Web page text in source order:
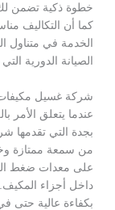
خطوة ذكية تضمن لك
كما أن التكاليف
الخدمة في متناول
الصيانة الدورية
شركة غسيل
عندما يتعلق الأمر
بجدة التي تقدمها
من سمعة ممتازة
على معدات ضغط
داخل أجزاء المكيف.
بكفاءة عالية حتى